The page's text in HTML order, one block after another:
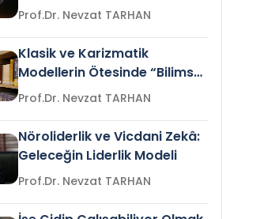
Prof.Dr. Nevzat TARHAN
Klasik ve Karizmatik
Modellerin Ötesinde “Bilimsel
Liderlik”
Prof.Dr. Nevzat TARHAN
Nöroliderlik ve Vicdani Zekâ:
Geleceğin Liderlik Modeli
Prof.Dr. Nevzat TARHAN